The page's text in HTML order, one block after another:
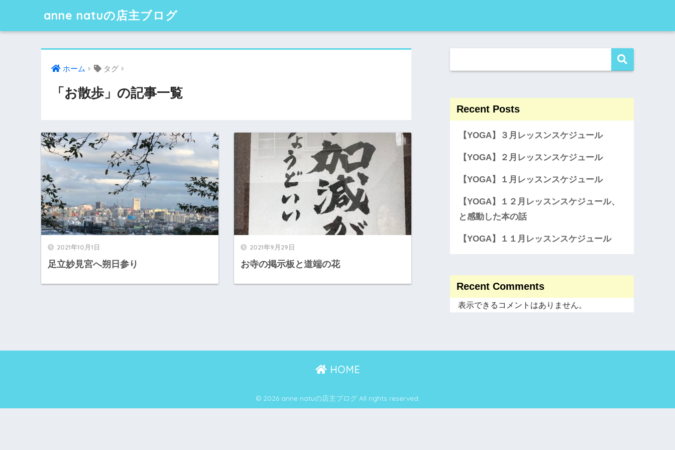
anne natuの店主ブログ
ホーム タグ
「お散歩」の記事一覧
2021年10月1日
足立妙見宮へ朔日参り
2021年9月29日
お寺の掲示板と道端の花
Recent Posts
【YOGA】３月レッスンスケジュール
【YOGA】２月レッスンスケジュール
【YOGA】１月レッスンスケジュール
【YOGA】１２月レッスンスケジュール、
と感動した本の話
【YOGA】１１月レッスンスケジュール
Recent Comments
表示できるコメントはありません。
HOME
© 2026 anne natuの店主ブログ All rights reserved.